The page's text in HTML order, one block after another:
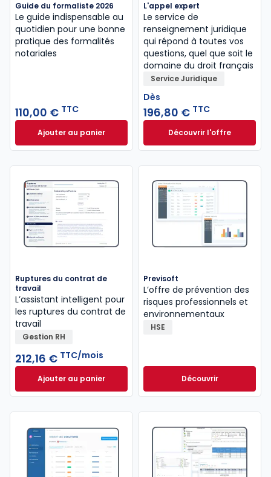
Guide du formaliste 2026
Le guide indispensable au
quotidien pour une bonne
pratique des formalités
notariales
110,00 € TTC
Ajouter au panierGuide du formaliste 2026 à 110,00 € TTC
L'appel expert
Le service de
renseignement juridique
qui répond à toutes vos
questions, quel que soit le
domaine du droit français
Service Juridique
Dès
196,80 € TTC
Découvrir l'offreL'appel expert à
Dès
Ruptures du contrat de
travail
L’assistant intelligent pour
les ruptures du contrat de
travail
Gestion RH
212,16 € TTC/mois
Ajouter au panierRuptures du contrat de travail à 212,16 €
Previsoft
L’offre de prévention des
risques professionnels et
environnementaux
HSE
Découvrir